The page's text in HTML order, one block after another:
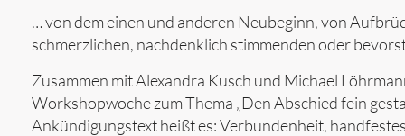
… von dem einen und anderen Neubeginn, von
schmerzlichen, nachdenklich stimmenden oder
Zusammen mit Alexandra Kusch und Michael
Workshopwoche zum Thema „Den Abschied fein
Ankündigungstext heißt es: Verbundenheit,